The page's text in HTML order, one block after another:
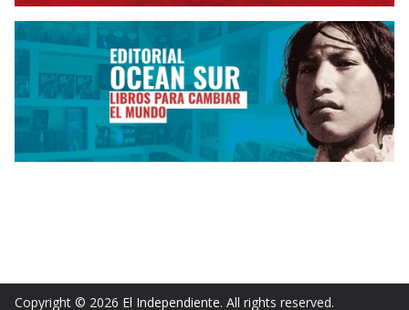
Copyright © 2026 El Independiente. All rights reserved.